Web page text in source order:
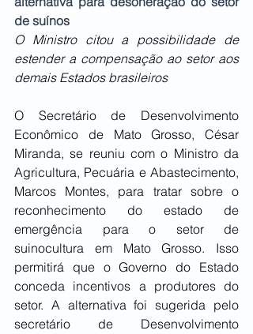
de suínos
O Ministro citou a possibilidade de
estender a compensação ao setor aos
demais Estados brasileiros
O Secretário de Desenvolvimento
Econômico de Mato Grosso, César
Miranda, se reuniu com o Ministro da
Agricultura, Pecuária e Abastecimento,
Marcos Montes, para tratar sobre o
reconhecimento do estado de
emergência para o setor de
suinocultura em Mato Grosso. Isso
permitirá que o Governo do Estado
conceda incentivos a produtores do
setor. A alternativa foi sugerida pelo
secretário de Desenvolvimento